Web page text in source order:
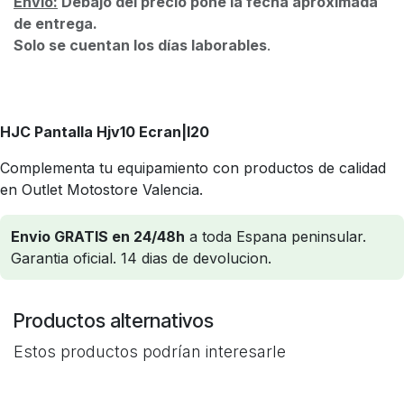
de entrega.
Solo se cuentan los días laborables.
HJC Pantalla Hjv10 Ecran |I20
Complementa tu equipamiento con productos de calidad
en Outlet Motostore Valencia.
Envio GRATIS en 24/48h a toda Espana peninsular.
Garantia oficial. 14 dias de devolucion.
Productos alternativos
Estos productos podrían interesarle